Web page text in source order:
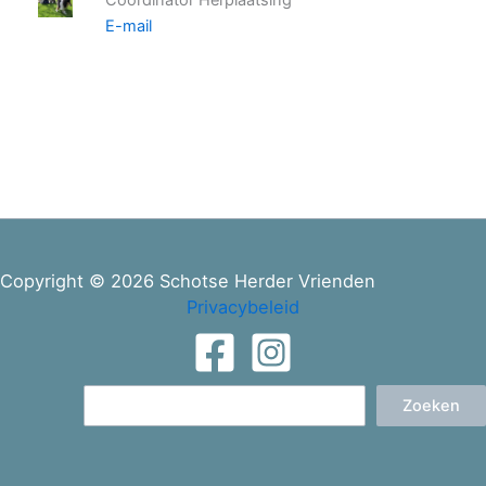
E-mail
Copyright © 2026 Schotse Herder Vrienden
Privacybeleid
Zoeken